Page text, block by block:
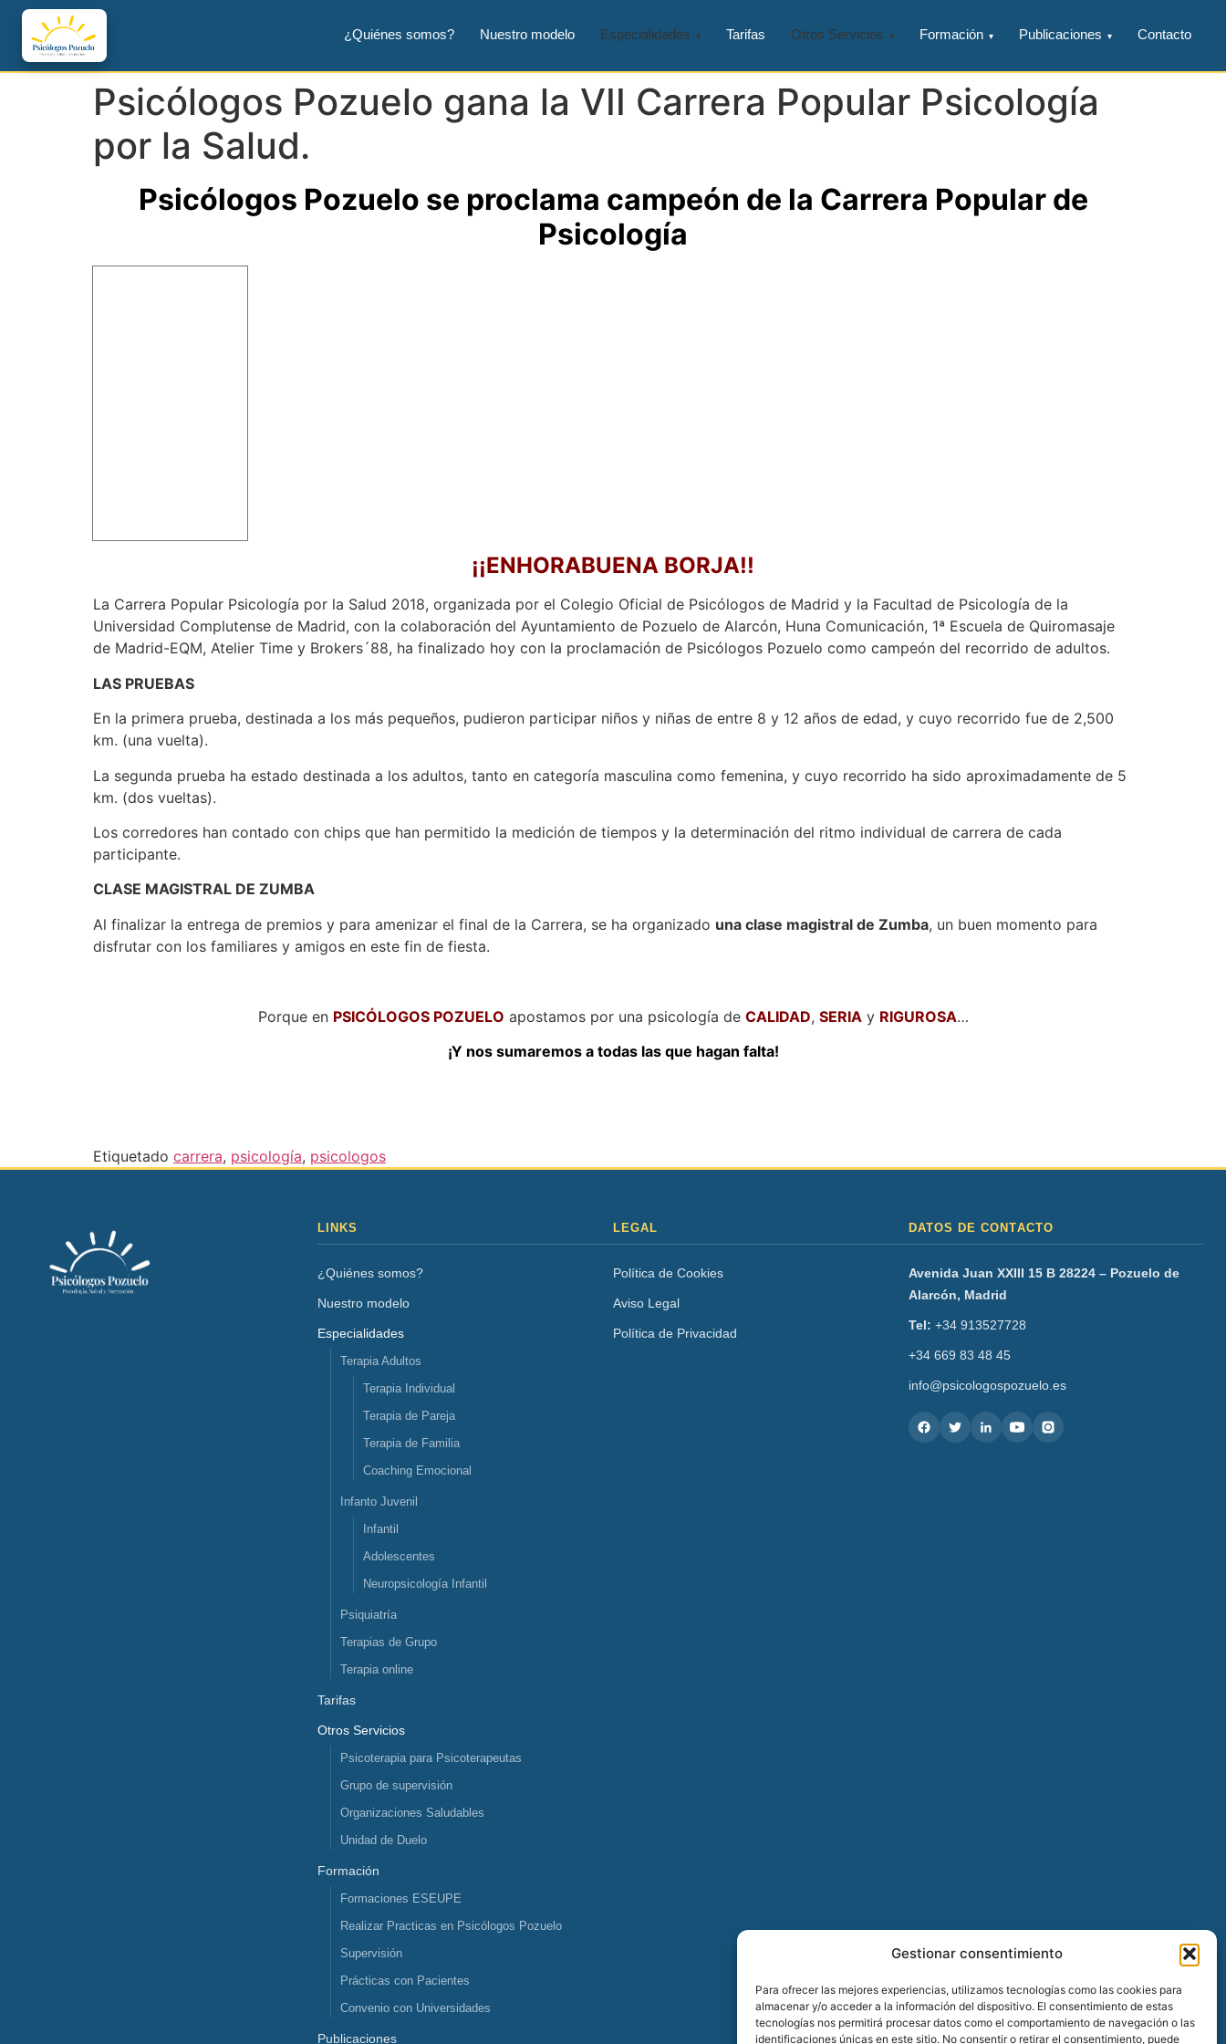
Gestionar consentimiento
Para ofrecer las mejores experiencias, utilizamos tecnologías como las cookies para
almacenar y/o acceder a la información del dispositivo. El consentimiento de estas
tecnologías nos permitirá procesar datos como el comportamiento de navegación o las
identificaciones únicas en este sitio. No consentir o retirar el consentimiento, puede
¿Quiénes somos? Nuestro modelo Especialidades Tarifas Otros Servicios Formación Publicaciones Contacto
Psicólogos Pozuelo gana la VII Carrera Popular Psicología
por la Salud.
Psicólogos Pozuelo se proclama campeón de la Carrera Popular de
Psicología
¡¡ENHORABUENA BORJA!!
La Carrera Popular Psicología por la Salud 2018, organizada por el Colegio Oficial de Psicólogos de Madrid y la Facultad de Psicología de la
Universidad Complutense de Madrid, con la colaboración del Ayuntamiento de Pozuelo de Alarcón, Huna Comunicación, 1ª Escuela de Quiromasaje
de Madrid-EQM, Atelier Time y Brokers´88, ha finalizado hoy con la proclamación de Psicólogos Pozuelo como campeón del recorrido de adultos.
LAS PRUEBAS
En la primera prueba, destinada a los más pequeños, pudieron participar niños y niñas de entre 8 y 12 años de edad, y cuyo recorrido fue de 2,500
km. (una vuelta).
La segunda prueba ha estado destinada a los adultos, tanto en categoría masculina como femenina, y cuyo recorrido ha sido aproximadamente de 5
km. (dos vueltas).
Los corredores han contado con chips que han permitido la medición de tiempos y la determinación del ritmo individual de carrera de cada
participante.
CLASE MAGISTRAL DE ZUMBA
Al finalizar la entrega de premios y para amenizar el final de la Carrera, se ha organizado una clase magistral de Zumba, un buen momento para
disfrutar con los familiares y amigos en este fin de fiesta.
Porque en PSICÓLOGOS POZUELO apostamos por una psicología de CALIDAD, SERIA y RIGUROSA…
¡Y nos sumaremos a todas las que hagan falta!
Etiquetado carrera, psicología, psicologos
LINKS
¿Quiénes somos?
Nuestro modelo
Especialidades
Terapia Adultos
Terapia Individual
Terapia de Pareja
Terapia de Familia
Coaching Emocional
Infanto Juvenil
Infantil
Adolescentes
Neuropsicología Infantil
Psiquiatría
Terapias de Grupo
Terapia online
Tarifas
Otros Servicios
Psicoterapia para Psicoterapeutas
Grupo de supervisión
Organizaciones Saludables
Unidad de Duelo
Formación
Formaciones ESEUPE
Realizar Practicas en Psicólogos Pozuelo
Supervisión
Prácticas con Pacientes
Convenio con Universidades
Publicaciones
LEGAL
Política de Cookies
Aviso Legal
Política de Privacidad
DATOS DE CONTACTO
Avenida Juan XXIII 15 B 28224 – Pozuelo de
Alarcón, Madrid
Tel: +34 913527728
+34 669 83 48 45
info@psicologospozuelo.es